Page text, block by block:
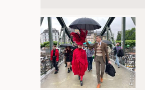
STELLENMARKT
KRÜGER PERSONAL HEADHUNTING
PRAKTIKA & AUSBILDUNGEN
DAUNENCHECK Foto: HSNR